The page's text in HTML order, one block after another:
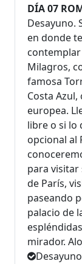
DÍA 07
Desayuno.
en donde
contemplar
Milagros,
famosa
Costa
europea.
libre o si lo
opcional al
para visitar
de París,
paseando
palacio de
mirador.
Desayuno